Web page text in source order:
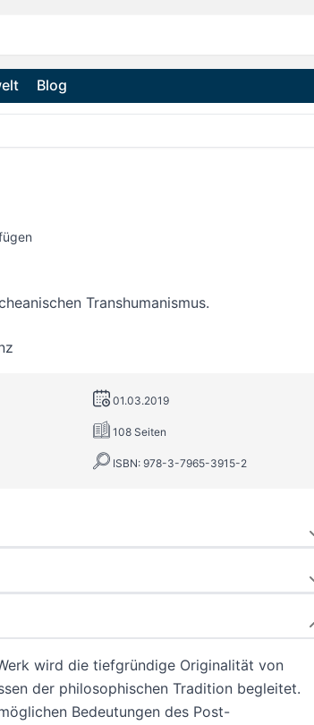
Blog
Transhumanismus.
01.03.2019
108 Seiten
ISBN: 978-3-7965-3915-2
wird die tiefgründige Originalität von
der philosophischen Tradition begleitet.
Bedeutungen des Post-